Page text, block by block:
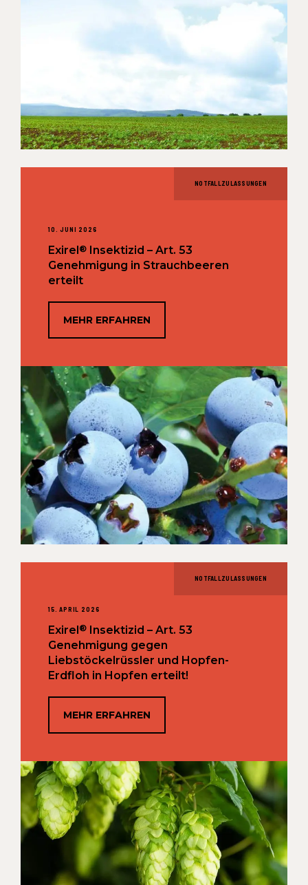
NOTFALLZULASSUNGEN
10. JUNI 2026
Exirel ®
Insektizid – Art. 53
Genehmigung in Strauchbeeren
erteilt
MEHR ERFAHREN
NOTFALLZULASSUNGEN
15. APRIL 2026
Exirel® Insektizid – Art. 53
Genehmigung gegen
Liebstöckelrüssler und Hopfen-
Erdfloh in Hopfen erteilt!
MEHR ERFAHREN